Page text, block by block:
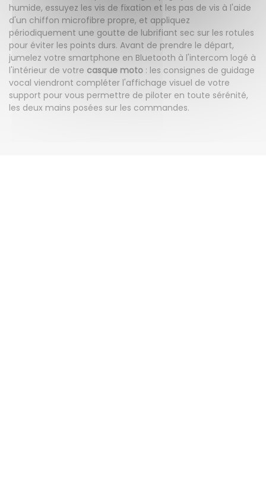
humide, essuyez les vis de fixation et les pas de vis à l'aide
d'un chiffon microfibre propre, et appliquez
périodiquement une goutte de lubrifiant sec sur les rotules
pour éviter les points durs. Avant de prendre le départ,
jumelez votre smartphone en Bluetooth à l'intercom logé à
l'intérieur de votre casque moto : les consignes de guidage
vocal viendront compléter l'affichage visuel de votre
support pour vous permettre de piloter en toute sérénité,
les deux mains posées sur les commandes.